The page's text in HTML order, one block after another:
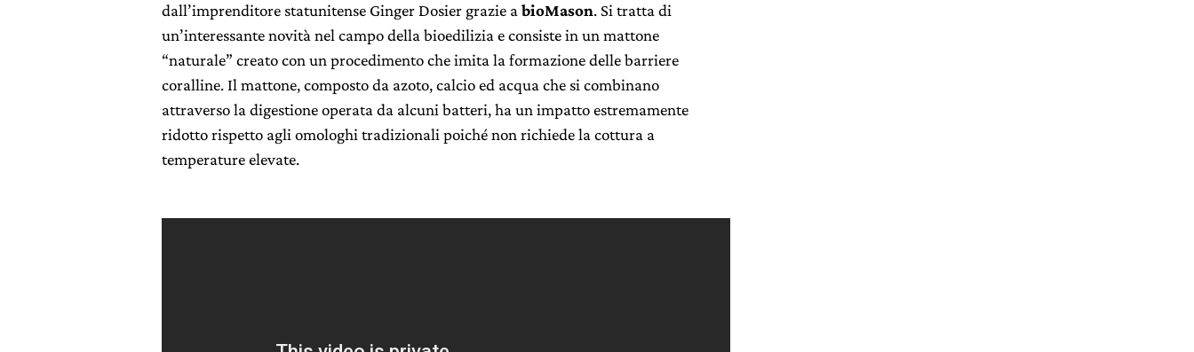
dall’imprenditore statunitense Ginger Dosier grazie abioMason. Si tratta di
un’interessante novità nel campo della bioedilizia e consiste in un mattone
“naturale” creato con un procedimento che imita la formazione delle barriere
coralline. Il mattone, composto da azoto, calcio ed acqua che si combinano
attraverso la digestione operata da alcuni batteri, ha un impatto estremamente
ridotto rispetto agli omologhi tradizionali poiché non richiede la cottura a
temperature elevate.